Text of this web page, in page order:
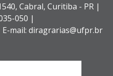
Cabral, Curitiba - PR |
050 |
mail: diragrarias@ufpr.br